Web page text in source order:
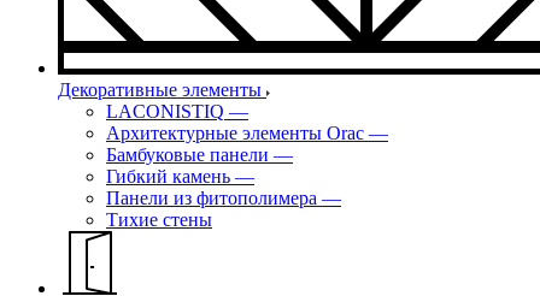
Декоративные элементы
LACONISTIQ —
Архитектурные элементы Orac —
Бамбуковые панели —
Гибкий камень —
Панели из фитополимера —
Тихие стены